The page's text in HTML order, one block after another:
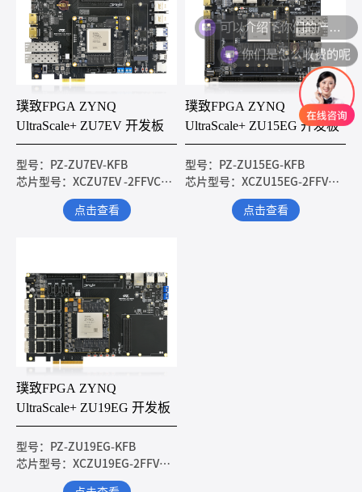
璞致FPGA ZYNQ
UltraScale+ ZU7EV 开发板
型号：PZ-ZU7EV-KFB
芯片型号：XCZU7EV -2FFVC1156I
点击查看
璞致FPGA ZYNQ
UltraScale+ ZU15EG 开发板
型号：PZ-ZU15EG-KFB
芯片型号：XCZU15EG-2FFVB1156I
点击查看
璞致FPGA ZYNQ
UltraScale+ ZU19EG 开发板
型号：PZ-ZU19EG-KFB
芯片型号：XCZU19EG-2FFVC1760I
可以介绍下你们的产品么
你们是怎么收费的呢